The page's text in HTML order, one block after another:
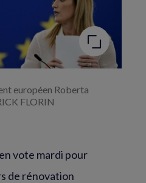
européen Roberta
FLORIN
vote mardi pour
de rénovation